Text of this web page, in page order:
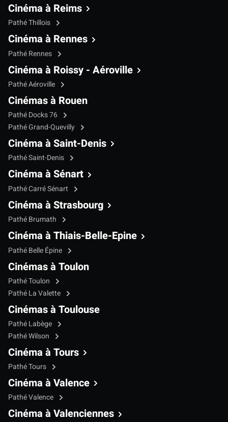
Cinéma à Reims
Pathé Thillois
Cinéma à Rennes
Pathé Rennes
Cinéma à Roissy - Aéroville
Pathé Aéroville
Cinémas à Rouen
Pathé Docks 76
Pathé Grand-Quevilly
Cinéma à Saint-Denis
Pathé Saint-Denis
Cinéma à Sénart
Pathé Carré Sénart
Cinéma à Strasbourg
Pathé Brumath
Cinéma à Thiais-Belle-Epine
Pathé Belle Épine
Cinémas à Toulon
Pathé Toulon
Pathé La Valette
Cinémas à Toulouse
Pathé Labège
Pathé Wilson
Cinéma à Tours
Pathé Tours
Cinéma à Valence
Pathé Valence
Cinéma à Valenciennes